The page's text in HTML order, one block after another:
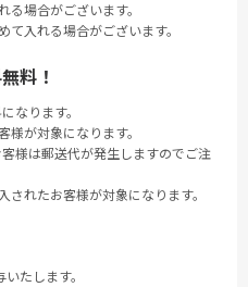
場合がございます。
入れる場合がございます。
料！
なります。
が対象になります。
様は郵送代が発生しますのでご注
れたお客様が対象になります。
たします。